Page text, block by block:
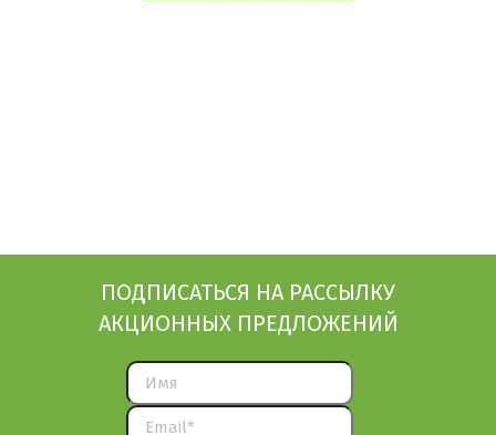
ПОДПИСАТЬСЯ НА РАССЫЛКУ
АКЦИОННЫХ ПРЕДЛОЖЕНИЙ